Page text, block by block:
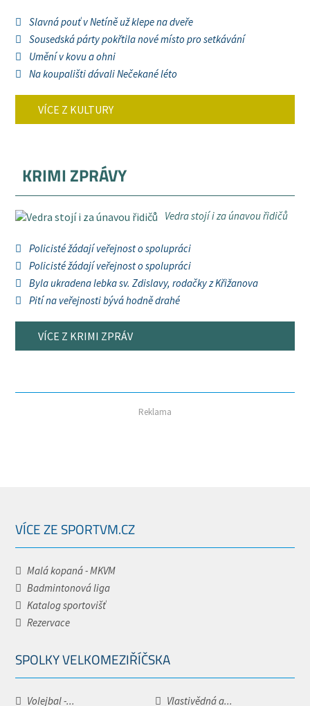
Slavná pouť v Netíně už klepe na dveře
Sousedská párty pokřtila nové místo pro setkávání
Umění v kovu a ohni
Na koupališti dávali Nečekané léto
VÍCE Z KULTURY
KRIMI ZPRÁVY
Vedra stojí i za únavou řidičů
Policisté žádají veřejnost o spolupráci
Policisté žádají veřejnost o spolupráci
Byla ukradena lebka sv. Zdislavy, rodačky z Křižanova
Pití na veřejnosti bývá hodně drahé
VÍCE Z KRIMI ZPRÁV
Reklama
VÍCE ZE SPORTVM.CZ
Malá kopaná - MKVM
Badmintonová liga
Katalog sportovišť
Rezervace
SPOLKY VELKOMEZIŘÍČSKA
Volejbal -...
Vlastivědná a...